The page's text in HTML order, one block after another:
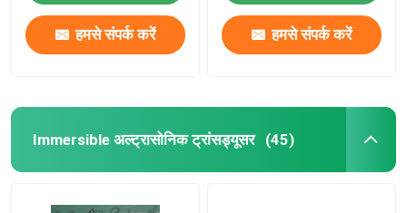
हमसे संपर्क करें हमसे संपर्क करें
Immersible अल्ट्रासोनिक ट्रांसड्यूसर (45)